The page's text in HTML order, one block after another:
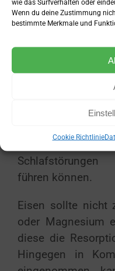
wie das Surfverhalten oder
Wenn du deine Zustimmung
bestimmte Merkmale und
Cookie Richtlinie
Bei der Einnahme
folgendes
Generell sollten
zusammen mit
werden, da sie
eingenommen
führen können.
Eisen sollte nicht
oder Magnesium
diese die
Hingegen in